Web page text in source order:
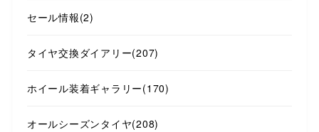
セール情報(2)
タイヤ交換ダイアリー(207)
ホイール装着ギャラリー(170)
オールシーズンタイヤ(208)